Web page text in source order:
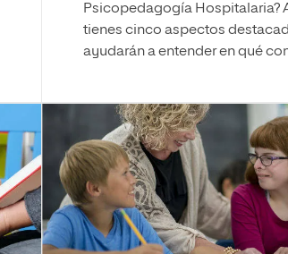
Psicopedagogía Hospitalaria?
tienes cinco aspectos
ayudarán a entender en qué